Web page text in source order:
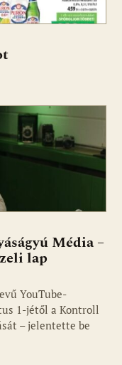
Média –
lap
YouTube-
1-jétől a Kontroll
– jelentette be